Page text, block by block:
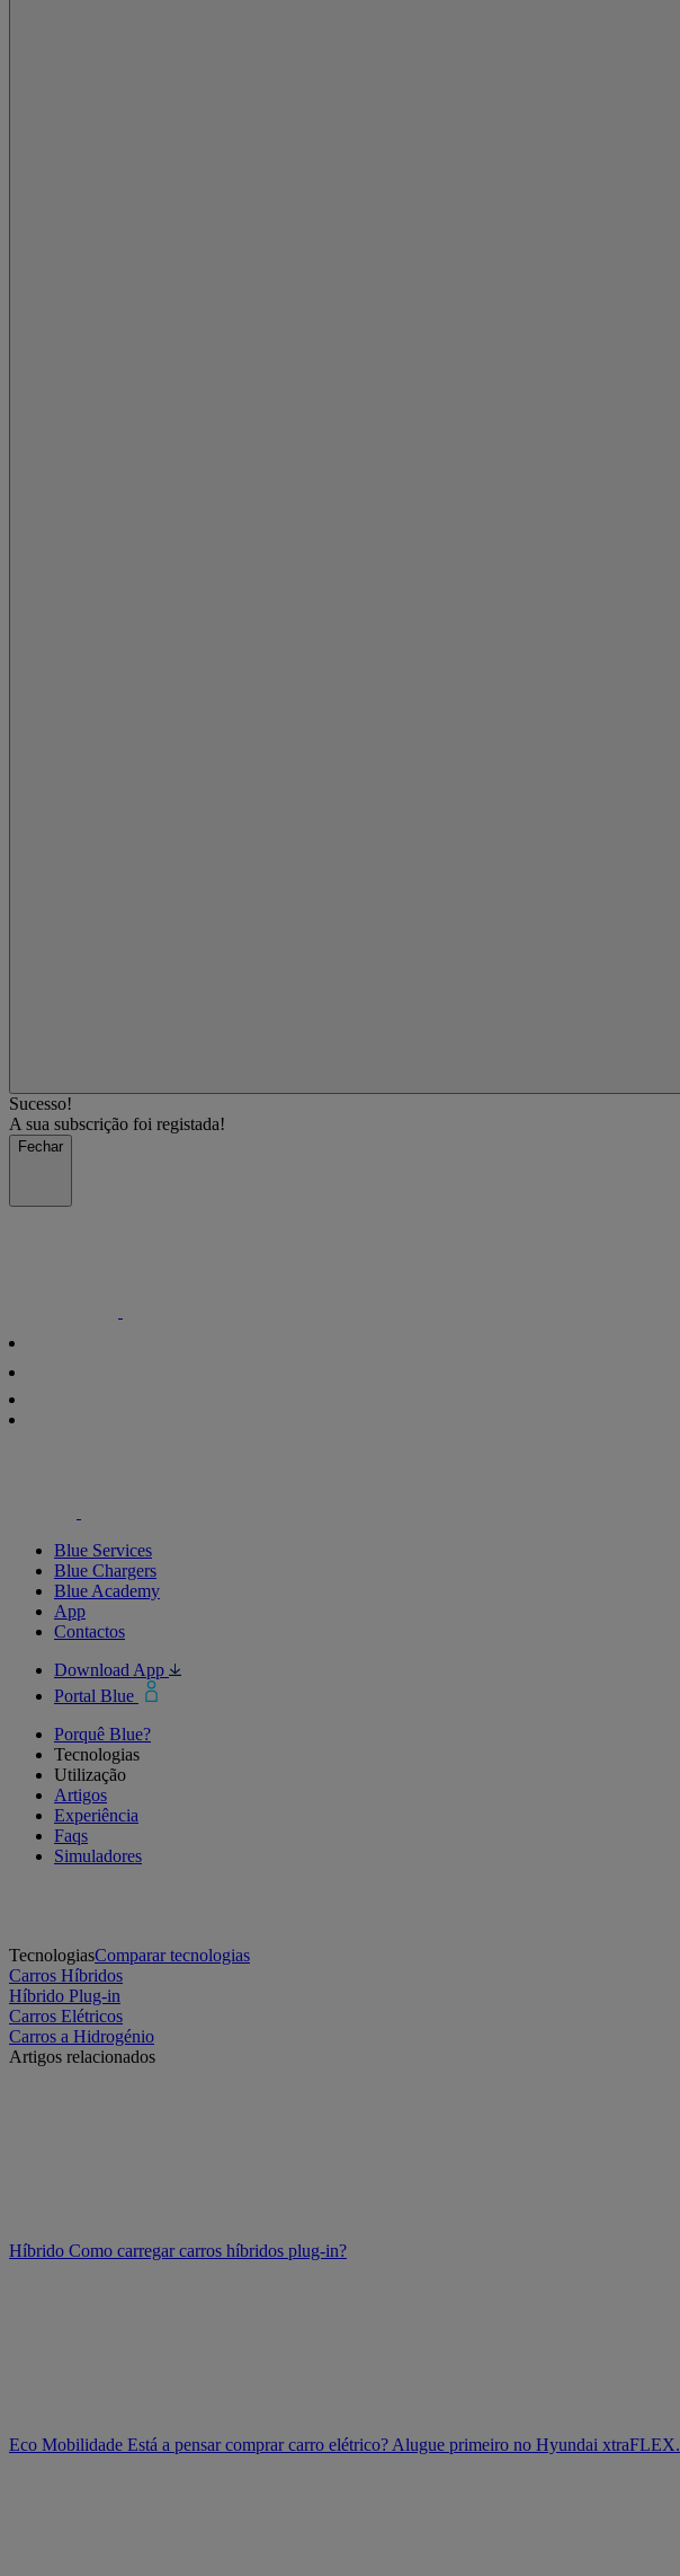
Sucesso!
A sua subscrição foi registada!
Fechar
Blue Services
Blue Chargers
Blue Academy
App
Contactos
Download App
Portal Blue
Porquê Blue?
Tecnologias
Utilização
Artigos
Experiência
Faqs
Simuladores
TecnologiasComparar tecnologias
Carros Híbridos
Híbrido Plug-in
Carros Elétricos
Carros a Hidrogénio
Artigos relacionados
Híbrido Como carregar carros híbridos plug-in?
Eco Mobilidade Está a pensar comprar carro elétrico? Alugue primeiro no Hyundai xtraFLEX.